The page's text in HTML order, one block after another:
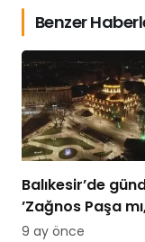
Benzer
Balıkesir’de
’Zağnos Paşa
İsmet Paşa mı
9 ay önce